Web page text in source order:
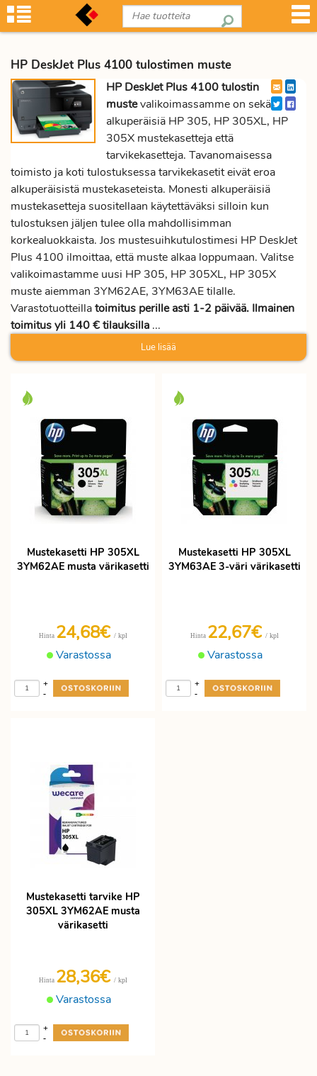
HP DeskJet Plus 4100 tulostimen muste
HP DeskJet Plus 4100 tulostin
mustevalikoimassamme on sekä
alkuperäisiä HP 305, HP 305XL, HP
305X mustekasetteja että
tarvikekasetteja. Tavanomaisessa
toimisto ja koti tulostuksessa tarvikekasetit eivät eroa
alkuperäisistä mustekaseteista. Monesti alkuperäisiä
mustekasetteja suositellaan käytettäväksi silloin kun
tulostuksen jäljen tulee olla mahdollisimman
korkealuokkaista. Jos mustesuihkutulostimesi HP DeskJet
Plus 4100 ilmoittaa, että muste alkaa loppumaan. Valitse
valikoimastamme uusi HP 305, HP 305XL, HP 305X
muste aiemman 3YM62AE, 3YM63AE tilalle.
Varastotuotteillatoimitus perille asti 1-2 päivää. Ilmainen
toimitus yli 140 € tilauksilla ...
Lue lisää
Mustekasetti HP 305XL
3YM62AE musta värikasetti
Varastossa
Hinta 24,68€ / kpl
-
+
Mustekasetti HP 305XL
3YM63AE 3-väri värikasetti
Varastossa
Hinta 22,67€ / kpl
-
+
Mustekasetti tarvike HP
305XL 3YM62AE musta
värikasetti
Varastossa
Hinta 28,36€ / kpl
-
+